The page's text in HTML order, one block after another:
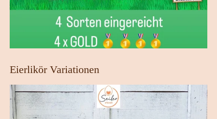
Eierlikör Variationen